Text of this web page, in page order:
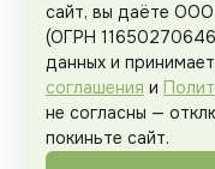
сайт, вы даёте
(ОГРН
данных и
соглашения и
не согласны —
покиньте сайт.